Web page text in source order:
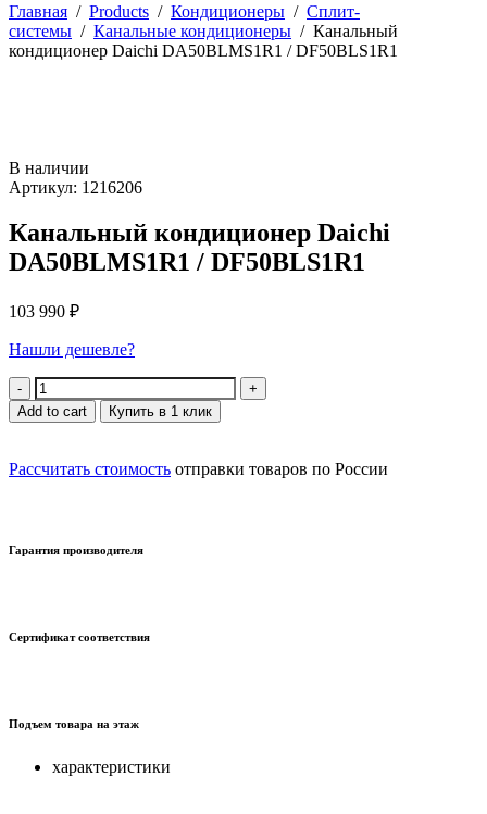
Главная / Products / Кондиционеры / Сплит-
системы / Канальные кондиционеры / Канальный
кондиционер Daichi DA50BLMS1R1 / DF50BLS1R1
В наличии
Артикул: 1216206
Канальный кондиционер Daichi
DA50BLMS1R1 / DF50BLS1R1
103 990 ₽
Нашли дешевле?
Quantity
Add to cart Купить в 1 клик
Рассчитать стоимость отправки товаров по России
Гарантия производителя
Сертификат соответствия
Подъем товара на этаж
характеристики